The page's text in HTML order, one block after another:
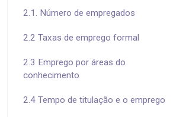
2.1. Número de empregados
2.2 Taxas de emprego formal
2.3 Emprego por áreas do
conhecimento
2.4 Tempo de titulação e o emprego